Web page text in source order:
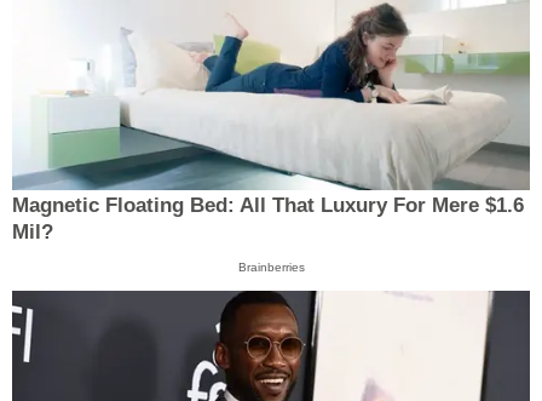
Magnetic Floating Bed: All That Luxury For Mere $1.6
Mil?
Brainberries